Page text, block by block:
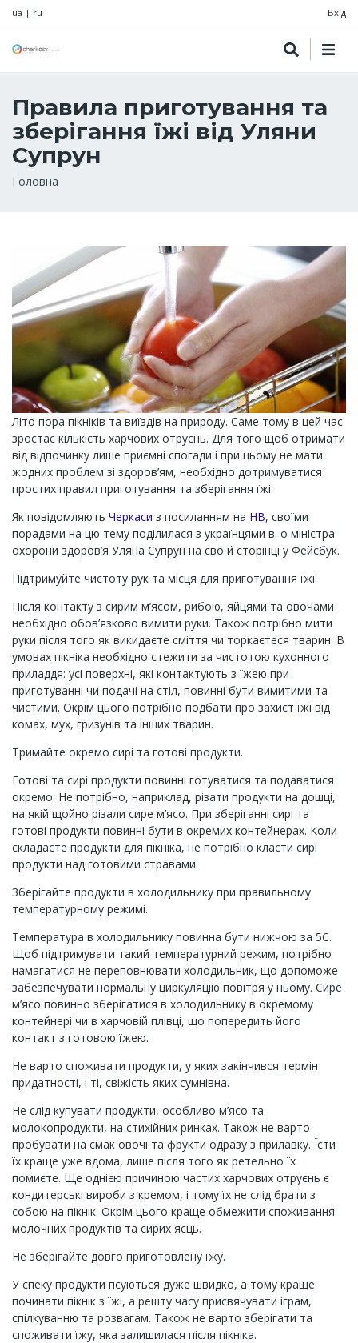
ua | ru Вхід
Правила приготування та
зберігання їжі від Уляни
Супрун
Рядок
Головна
Літо пора пікніків та виїздів на природу. Саме тому в цей час
зростає кількість харчових отруєнь. Для того щоб отримати
від відпочинку лише приємні спогади і при цьому не мати
жодних проблем зі здоров’ям, необхідно дотримуватися
простих правил приготування та зберігання їжі.
Як повідомляють Черкаси з посиланням на НВ, своїми
порадами на цю тему поділилася з українцями в. о міністра
охорони здоров’я Уляна Супрун на своїй сторінці у Фейсбук.
Підтримуйте чистоту рук та місця для приготування їжі.
Після контакту з сирим м’ясом, рибою, яйцями та овочами
необхідно обов’язково вимити руки. Також потрібно мити
руки після того як викидаєте сміття чи торкаєтеся тварин. В
умовах пікніка необхідно стежити за чистотою кухонного
приладдя: усі поверхні, які контактують з їжею при
приготуванні чи подачі на стіл, повинні бути вимитими та
чистими. Окрім цього потрібно подбати про захист їжі від
комах, мух, гризунів та інших тварин.
Тримайте окремо сирі та готові продукти.
Готові та сирі продукти повинні готуватися та подаватися
окремо. Не потрібно, наприклад, різати продукти на дошці,
на якій щойно різали сире м’ясо. При зберіганні сирі та
готові продукти повинні бути в окремих контейнерах. Коли
складаєте продукти для пікніка, не потрібно класти сирі
продукти над готовими стравами.
Зберігайте продукти в холодильнику при правильному
температурному режимі.
Температура в холодильнику повинна бути нижчою за 5С.
Щоб підтримувати такий температурний режим, потрібно
намагатися не переповнювати холодильник, що допоможе
забезпечувати нормальну циркуляцію повітря у ньому. Сире
м’ясо повинно зберігатися в холодильнику в окремому
контейнері чи в харчовій плівці, що попередить його
контакт з готовою їжею.
Не варто споживати продукти, у яких закінчився термін
придатності, і ті, свіжість яких сумнівна.
Не слід купувати продукти, особливо м’ясо та
молокопродукти, на стихійних ринках. Також не варто
пробувати на смак овочі та фрукти одразу з прилавку. Їсти
їх краще уже вдома, лише після того як ретельно їх
помиєте. Ще однією причиною частих харчових отруєнь є
кондитерські вироби з кремом, і тому їх не слід брати з
собою на пікнік. Окрім цього краще обмежити споживання
молочних продуктів та сирих яєць.
Не зберігайте довго приготовлену їжу.
У спеку продукти псуються дуже швидко, а тому краще
починати пікнік з їжі, а решту часу присвячувати іграм,
спілкуванню та розвагам. Також не варто зберігати та
споживати їжу, яка залишилася після пікніка.